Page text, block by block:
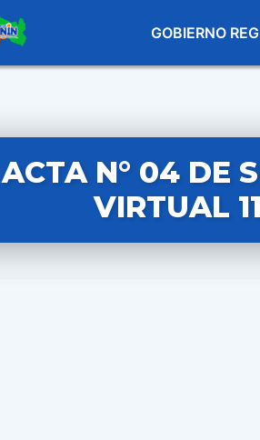
GOBIERNO
ACTA N° 04 DE
VIRTUAL